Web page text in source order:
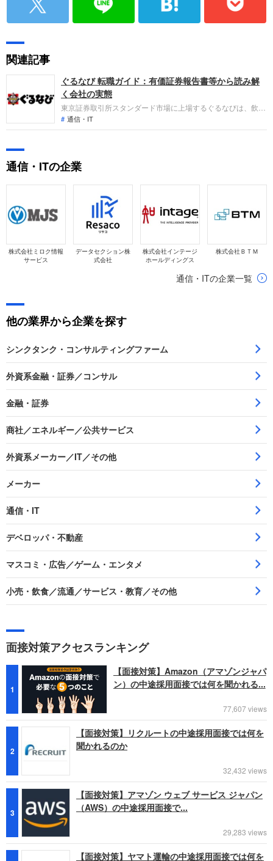
関連記事
ぐるなび 転職ガイド：有価証券報告書等から読み解
く会社の実態
東京証券取引所スタンダード市場に上場するぐるなびは、飲食
店情報サイトを通じた販促支援やプロモーション、関連事業を
展開しています。直近の業績は、売上高が前期比で増加し増収
す。
通信・IT
通信・ITの企業
株式会社ミロク情報
サービス
データセクション株
式会社
株式会社インテージ
ホールディングス
株式会社ＢＴＭ
通信・ITの企業一覧
他の業界から企業を探す
シンクタンク・コンサルティングファーム
外資系金融・証券／コンサル
金融・証券
商社／エネルギー／公共サービス
外資系メーカー／IT／その他
メーカー
通信・IT
デベロッパ・不動産
マスコミ・広告／ゲーム・エンタメ
小売・飲食／流通／サービス・教育／その他
面接対策アクセスランキング
1
【面接対策】Amazon（アマゾンジャパ
ン）の中途採用面接では何を聞かれる...
77,607 views
2
【面接対策】リクルートの中途採用面接では何を
聞かれるのか
32,432 views
3
【面接対策】アマゾン ウェブ サービス ジャパン
（AWS）の中途採用面接で...
29,283 views
【面接対策】ヤマト運輸の中途採用面接では何を